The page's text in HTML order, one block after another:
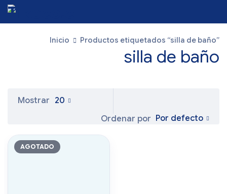
Inicio Productos etiquetados “silla de baño”
silla de baño
Ordenar por Por defecto
Mostrar 20
AGOTADO